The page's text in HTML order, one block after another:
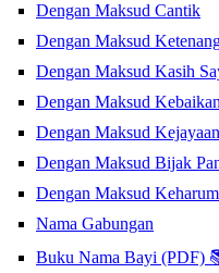
Dengan Maksud Cantik
Dengan Maksud
Dengan Maksud Kasih
Dengan Maksud Kebaikan
Dengan Maksud Kejayaan
Dengan Maksud Bijak
Dengan Maksud
Nama Gabungan
Buku Nama Bayi (PDF)